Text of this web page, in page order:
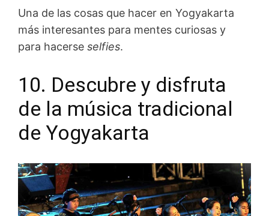
Una de las cosas que hacer en Yogyakarta
más interesantes para mentes curiosas y
para hacerse selfies.
10. Descubre y disfruta
de la música tradicional
de Yogyakarta